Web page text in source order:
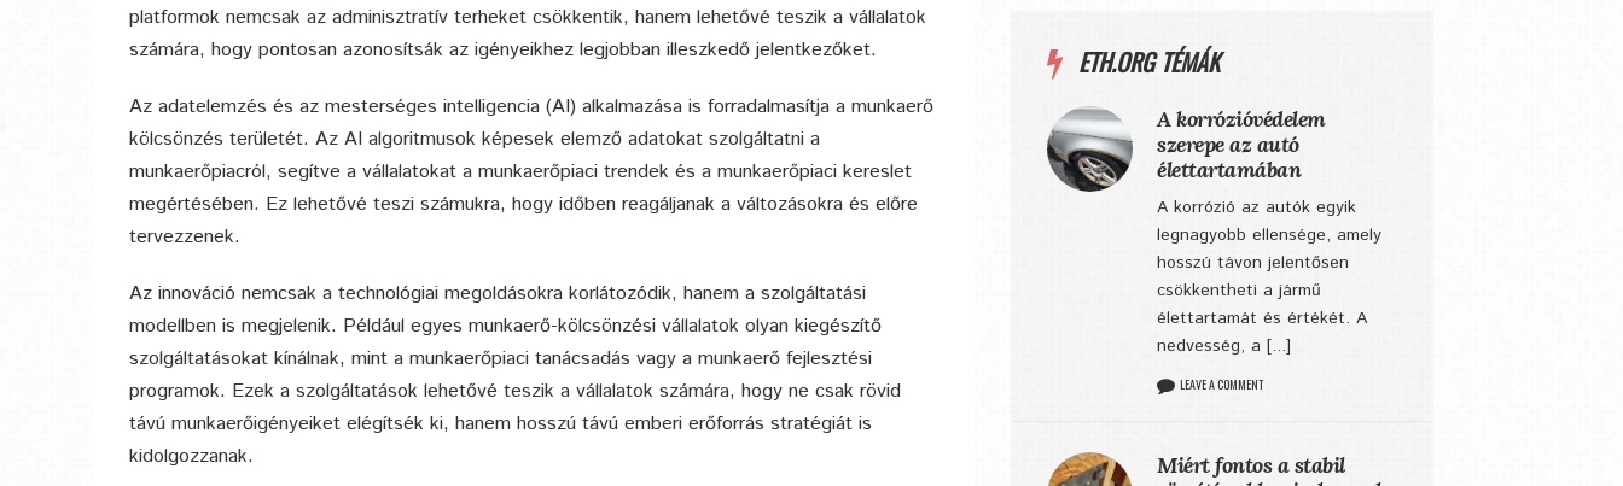
platformok nemcsak az adminisztratív terheket csökkentik, hanem lehetővé teszik a vállalatok
számára, hogy pontosan azonosítsák az igényeikhez legjobban illeszkedő jelentkezőket.
Az adatelemzés és az mesterséges intelligencia (AI) alkalmazása is forradalmasítja a munkaerő
kölcsönzés területét. Az AI algoritmusok képesek elemző adatokat szolgáltatni a
munkaerőpiacról, segítve a vállalatokat a munkaerőpiaci trendek és a munkaerőpiaci kereslet
megértésében. Ez lehetővé teszi számukra, hogy időben reagáljanak a változásokra és előre
tervezzenek.
Az innováció nemcsak a technológiai megoldásokra korlátozódik, hanem a szolgáltatási
modellben is megjelenik. Például egyes munkaerő-kölcsönzési vállalatok olyan kiegészítő
szolgáltatásokat kínálnak, mint a munkaerőpiaci tanácsadás vagy a munkaerő fejlesztési
programok. Ezek a szolgáltatások lehetővé teszik a vállalatok számára, hogy ne csak rövid
távú munkaerőigényeiket elégítsék ki, hanem hosszú távú emberi erőforrás stratégiát is
kidolgozzanak.
ETH.ORG TÉMÁK
A korrózióvédelem
szerepe az autó
élettartamában
A korrózió az autók egyik
legnagyobb ellensége, amely
hosszú távon jelentősen
csökkentheti a jármű
élettartamát és értékét. A
nedvesség, a [...]
LEAVE A COMMENT
Miért fontos a stabil